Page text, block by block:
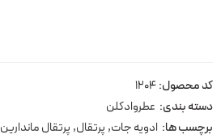
کد محصول:1204
دسته بندی: عطروادکلن
برچسب ها: ادویه جات, پرتقال, پرتقال ماندارین